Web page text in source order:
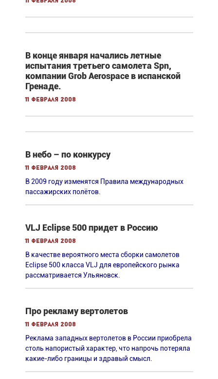
В конце января начались летные
испытания третьего самолета Spn,
компании Grob Aerospace в испанской
Гренаде.
11 февраля 2008
В небо – по конкурсу
11 февраля 2008
В 2009 году изменятся Правила международных
пассажирских полётов.
VLJ Eclipse 500 придет в Россию
11 февраля 2008
В качестве вероятного места сборки самолетов
Eclipse 500 класса VLJ для европейского рынка
рассматривается Ульяновск.
Про рекламу вертолетов
11 февраля 2008
Реклама западных вертолетов в России приобрела
столь напористый характер, что напрочь потеряла
какие-либо границы и здравый смысл.